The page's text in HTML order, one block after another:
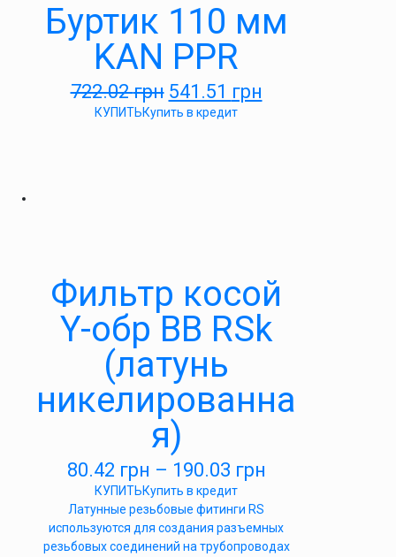
Буртик 110 мм
KAN PPR
722.02грн 541.51 грн
КУПИТЬКупить в кредит
Фильтр косой
Y-обр ВВ RSk
(латунь
никелированна
я)
80.42 грн – 190.03 грн
КУПИТЬКупить в кредит
Латунные резьбовые фитинги RS
используются для создания разъемных
резьбовых соединений на трубопроводах